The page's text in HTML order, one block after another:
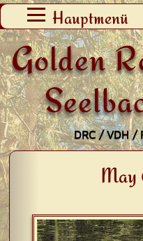
Golden
DRC / VDH /
Hauptmenü
Zum
Inhalt
springen
May